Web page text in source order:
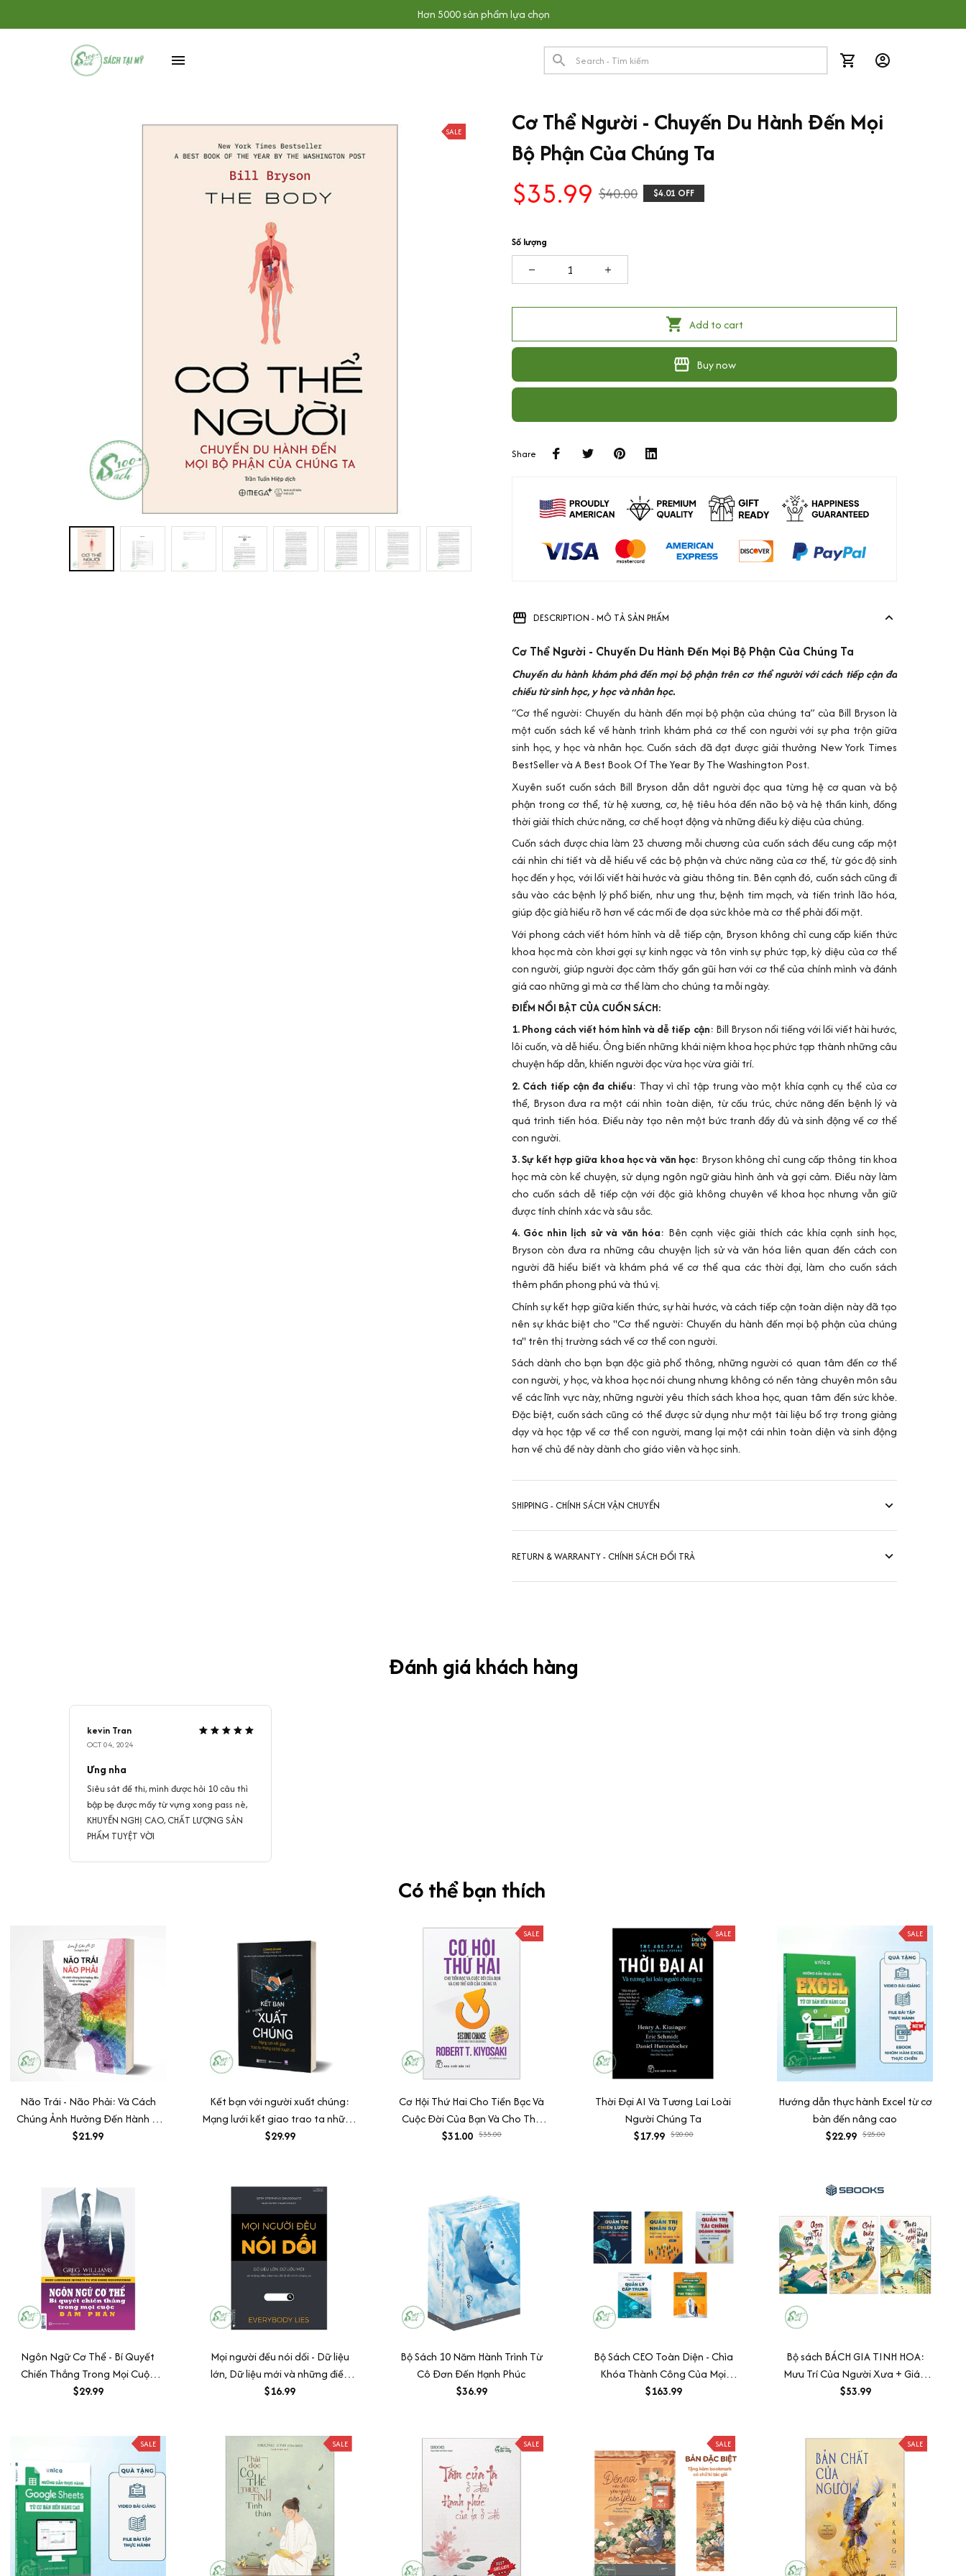
Hơn 5000 sản phẩm lựa chọn
SALE
Cơ Thể Người - Chuyến Du Hành Đến Mọi
Bộ Phận Của Chúng Ta
$35.99 $40.00 $4.01 OFF
Số lượng
Add to cart
Buy now
Share
DESCRIPTION - MÔ TẢ SẢN PHẨM
Cơ Thể Người - Chuyến Du Hành Đến Mọi Bộ Phận Của Chúng Ta
Chuyến du hành khám phá đến mọi bộ phận trên cơ thể người với cách tiếp cận đa
chiều từ sinh học, y học và nhân học.
“Cơ thể người: Chuyến du hành đến mọi bộ phận của chúng ta” của Bill Bryson là
một cuốn sách kể về hành trình khám phá cơ thể con người với sự pha trộn giữa
sinh học, y học và nhân học. Cuốn sách đã đạt được giải thưởng New York Times
BestSeller và A Best Book Of The Year By The Washington Post.
Xuyên suốt cuốn sách Bill Bryson dẫn dắt người đọc qua từng hệ cơ quan và bộ
phận trong cơ thể, từ hệ xương, cơ, hệ tiêu hóa đến não bộ và hệ thần kinh, đồng
thời giải thích chức năng, cơ chế hoạt động và những điều kỳ diệu của chúng.
Cuốn sách được chia làm 23 chương mỗi chương của cuốn sách đều cung cấp một
cái nhìn chi tiết và dễ hiểu về các bộ phận và chức năng của cơ thể, từ góc độ sinh
học đến y học, với lối viết hài hước và giàu thông tin. Bên cạnh đó, cuốn sách cũng đi
sâu vào các bệnh lý phổ biến, như ung thư, bệnh tim mạch, và tiến trình lão hóa,
giúp độc giả hiểu rõ hơn về các mối đe dọa sức khỏe mà cơ thể phải đối mặt.
Với phong cách viết hóm hỉnh và dễ tiếp cận, Bryson không chỉ cung cấp kiến thức
khoa học mà còn khơi gợi sự kinh ngạc và tôn vinh sự phức tạp, kỳ diệu của cơ thể
con người, giúp người đọc cảm thấy gần gũi hơn với cơ thể của chính mình và đánh
giá cao những gì mà cơ thể làm cho chúng ta mỗi ngày.
ĐIỂM NỔI BẬT CỦA CUỐN SÁCH:
1. Phong cách viết hóm hỉnh và dễ tiếp cận: Bill Bryson nổi tiếng với lối viết hài hước,
lôi cuốn, và dễ hiểu. Ông biến những khái niệm khoa học phức tạp thành những câu
chuyện hấp dẫn, khiến người đọc vừa học vừa giải trí.
2. Cách tiếp cận đa chiều: Thay vì chỉ tập trung vào một khía cạnh cụ thể của cơ
thể, Bryson đưa ra một cái nhìn toàn diện, từ cấu trúc, chức năng đến bệnh lý và
quá trình tiến hóa. Điều này tạo nên một bức tranh đầy đủ và sinh động về cơ thể
con người.
3. Sự kết hợp giữa khoa học và văn học: Bryson không chỉ cung cấp thông tin khoa
học mà còn kể chuyện, sử dụng ngôn ngữ giàu hình ảnh và gợi cảm. Điều này làm
cho cuốn sách dễ tiếp cận với độc giả không chuyên về khoa học nhưng vẫn giữ
được tính chính xác và sâu sắc.
4. Góc nhìn lịch sử và văn hóa: Bên cạnh việc giải thích các khía cạnh sinh học,
Bryson còn đưa ra những câu chuyện lịch sử và văn hóa liên quan đến cách con
người đã hiểu biết và khám phá về cơ thể qua các thời đại, làm cho cuốn sách
thêm phần phong phú và thú vị.
Chính sự kết hợp giữa kiến thức, sự hài hước, và cách tiếp cận toàn diện này đã tạo
nên sự khác biệt cho "Cơ thể người: Chuyến du hành đến mọi bộ phận của chúng
ta" trên thị trường sách về cơ thể con người.
Sách dành cho bạn bạn độc giả phổ thông, những người có quan tâm đến cơ thể
con người, y học, và khoa học nói chung nhưng không có nền tảng chuyên môn sâu
về các lĩnh vực này, những người yêu thích sách khoa học, quan tâm đến sức khỏe.
Đặc biệt, cuốn sách cũng có thể được sử dụng như một tài liệu bổ trợ trong giảng
dạy và học tập về cơ thể con người, mang lại một cái nhìn toàn diện và sinh động
hơn về chủ đề này dành cho giáo viên và học sinh.
SHIPPING - CHÍNH SÁCH VẬN CHUYỂN
RETURN & WARRANTY - CHÍNH SÁCH ĐỔI TRẢ
Đánh giá khách hàng
kevin Tran
OCT 04, 2024
Ưng nha
Siêu sát đề thi, mình được hỏi 10 câu thì
bập bẹ được mấy từ vựng xong pass nè,
KHUYẾN NGHỊ CAO, CHẤT LƯỢNG SẢN
PHẨM TUYỆT VỜI
Có thể bạn thích
Não Trái - Não Phải: Và Cách
Chúng Ảnh Hưởng Đến Hành Vi
Hằng Ngày Của Chúng Ta
$21.99
Kết bạn với người xuất chúng:
Mạng lưới kết giao trao ta những
cơ hội tuyệt vời
$29.99
SALE
Cơ Hội Thứ Hai Cho Tiền Bạc Và
Cuộc Đời Của Bạn Và Cho Thế
Giới Chúng Ta
$31.00 $35.00
SALE
Thời Đại AI Và Tương Lai Loài
Người Chúng Ta
$17.99 $20.00
SALE
Hướng dẫn thực hành Excel từ cơ
bản đến nâng cao
$22.99 $25.00
Ngôn Ngữ Cơ Thể - Bí Quyết
Chiến Thắng Trong Mọi Cuộc
Đàm Phán
$29.99
Mọi người đều nói dối - Dữ liệu
lớn, Dữ liệu mới và những điều
Internet tiết lộ về chính chúng ta
$16.99
Bộ Sách 10 Năm Hành Trình Từ
Cô Đơn Đến Hạnh Phúc
$36.99
Bộ Sách CEO Toàn Diện - Chìa
Khóa Thành Công Của Mọi
Doanh Nghiệp
$163.99
Bộ sách BÁCH GIA TINH HOA:
Mưu Trí Của Người Xưa + Giáo
Huấn Từ Cổ Nhân + Thuật Nhìn
$53.99
SALE SALE SALE SALE SALE